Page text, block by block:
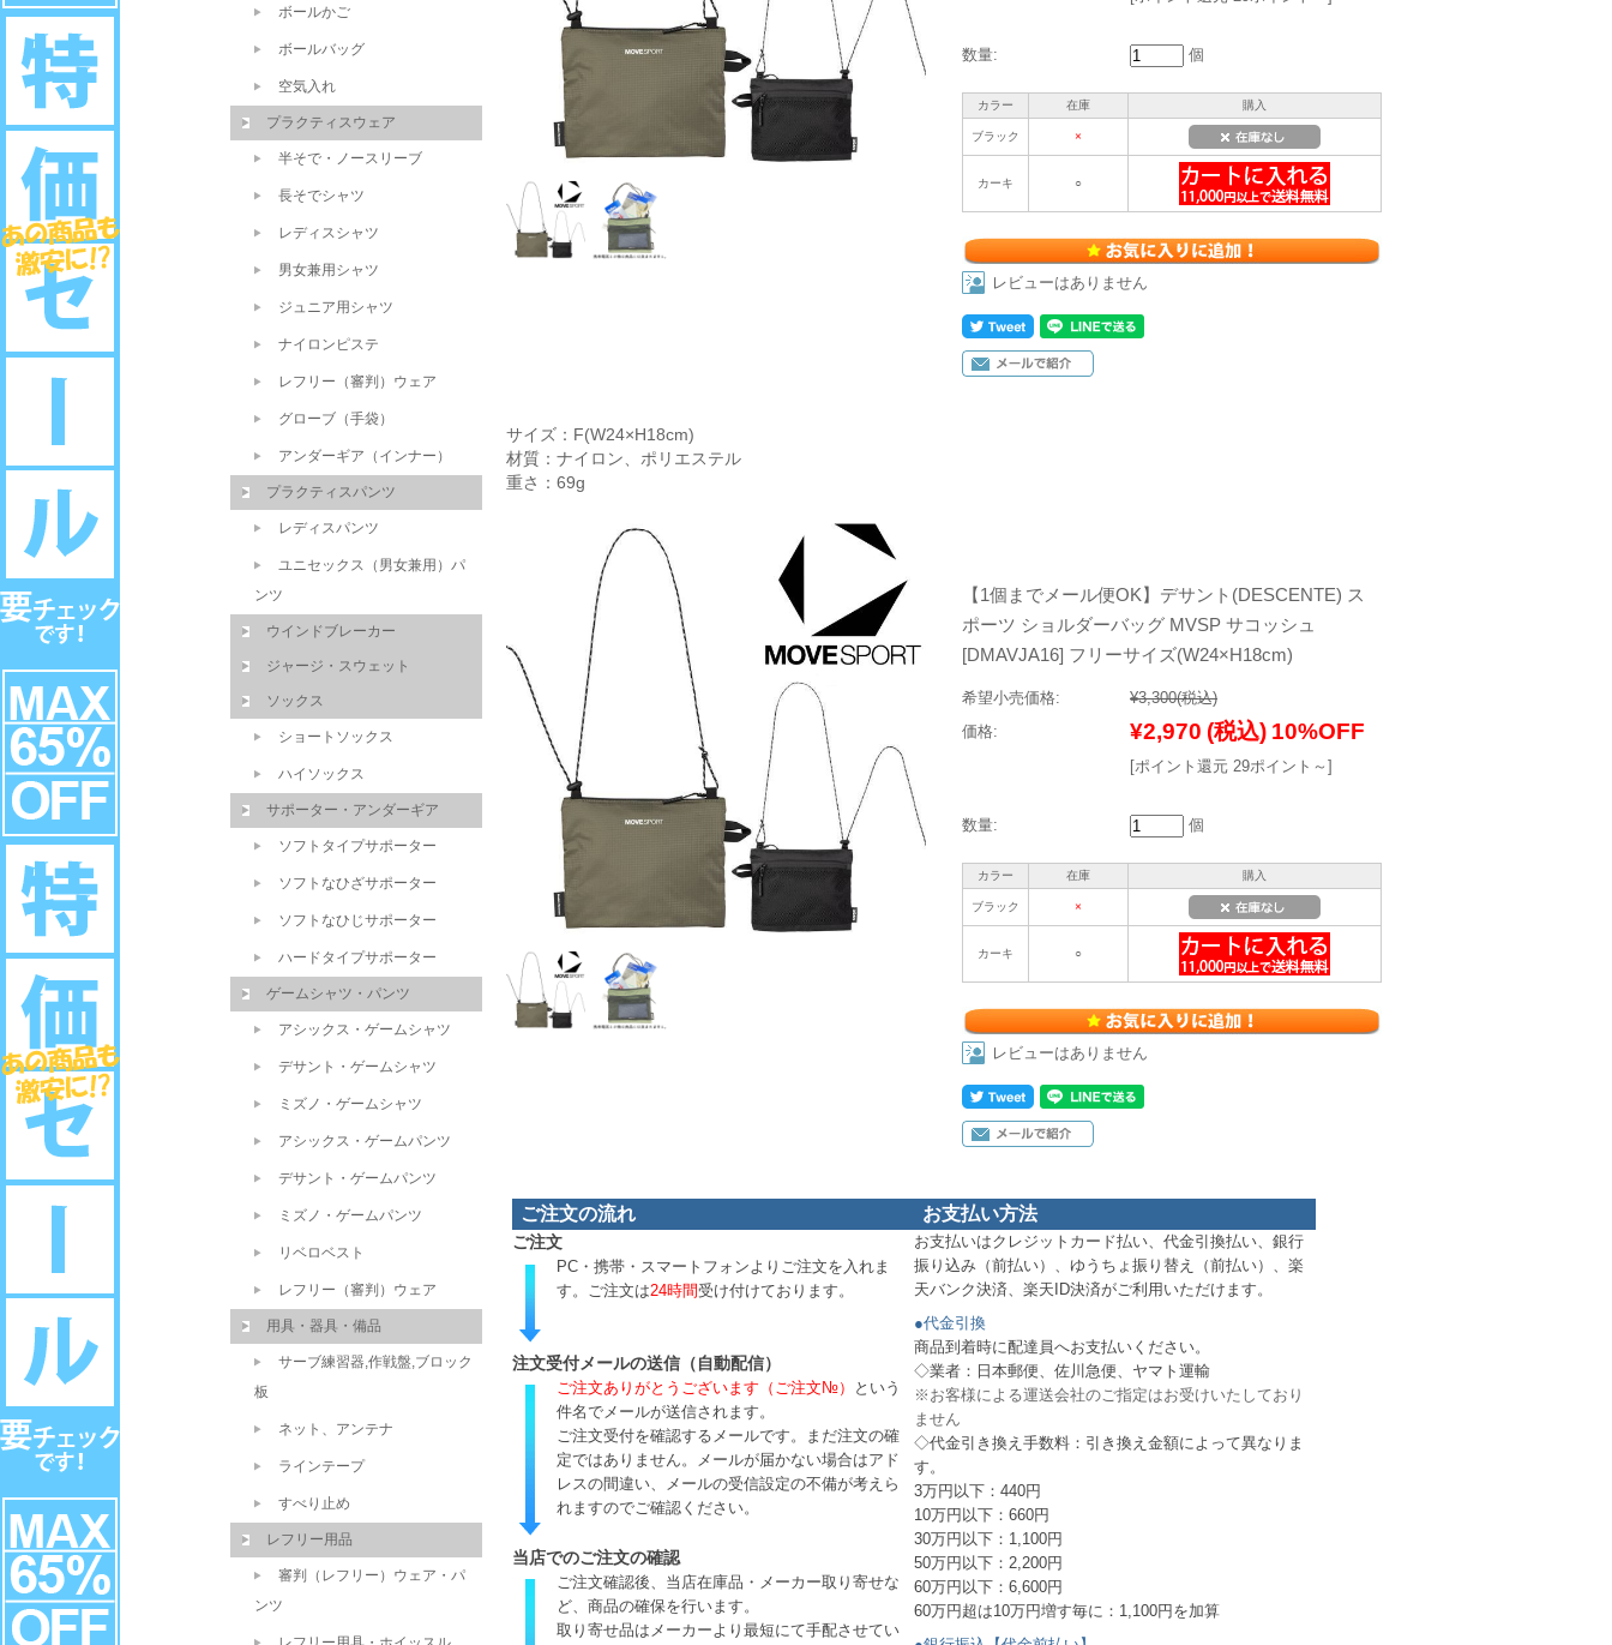
数量: 個
カラー 在庫 購入
ブラック ×
カーキ ○
レビューはありません
サイズ：F(W24×H18cm)
材質：ナイロン、ポリエステル
重さ：69g
【1個までメール便OK】デサント(DESCENTE) ス
ポーツ ショルダーバッグ MVSP サコッシュ
[DMAVJA16] フリーサイズ(W24×H18cm)
希望小売価格: ¥3,300(税込)
価格:
¥2,970 (税込) 10%OFF
[ポイント還元 29ポイント～]
数量: 個
カラー 在庫 購入
ブラック ×
カーキ ○
レビューはありません
ご注文の流れ
ご注文
PC・携帯・スマートフォンよりご注文を入れま
す。ご注文は24時間受け付けております。
注文受付メールの送信（自動配信）
ご注文ありがとうございます（ご注文№）
という
件名でメールが送信されます。
ご注文受付を確認するメールです。まだ注文の確
定ではありません。メールが届かない場合はアド
レスの間違い、メールの受信設定の不備が考えら
れますのでご確認ください。
当店でのご注文の確認
ご注文確認後、当店在庫品・メーカー取り寄せな
ど、商品の確保を行います。
取り寄せ品はメーカーより最短にて手配させてい
お支払い方法
お支払いはクレジットカード払い、代金引換払い、銀行
振り込み（前払い）、ゆうちょ振り替え（前払い）、楽
天バンク決済、楽天ID決済がご利用いただけます。
●代金引換
商品到着時に配達員へお支払いください。
◇業者：日本郵便、佐川急便、ヤマト運輸
※お客様による運送会社のご指定はお受けいたしており
ません
◇代金引き換え手数料：引き換え金額によって異なりま
す。
3万円以下：440円
10万円以下：660円
30万円以下：1,100円
50万円以下：2,200円
60万円以下：6,600円
60万円超は10万円増す毎に：1,100円を加算
ボールかご
ボールバッグ
空気入れ
プラクティスウェア
半そで・ノースリーブ
長そでシャツ
レディスシャツ
男女兼用シャツ
ジュニア用シャツ
ナイロンピステ
レフリー（審判）ウェア
グローブ（手袋）
アンダーギア（インナー）
プラクティスパンツ
レディスパンツ
ユニセックス（男女兼用）パ
ンツ
ウインドブレーカー
ジャージ・スウェット
ソックス
ショートソックス
ハイソックス
サポーター・アンダーギア
ソフトタイプサポーター
ソフトなひざサポーター
ソフトなひじサポーター
ハードタイプサポーター
ゲームシャツ・パンツ
アシックス・ゲームシャツ
デサント・ゲームシャツ
ミズノ・ゲームシャツ
アシックス・ゲームパンツ
デサント・ゲームパンツ
ミズノ・ゲームパンツ
リベロベスト
レフリー（審判）ウェア
用具・器具・備品
サーブ練習器,作戦盤,ブロック
板
ネット、アンテナ
ラインテープ
すべり止め
レフリー用品
審判（レフリー）ウェア・パ
ンツ